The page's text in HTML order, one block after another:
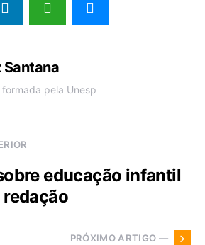
Santana
pela Unesp
educação infantil
redação
PRÓXIMO ARTIGO —